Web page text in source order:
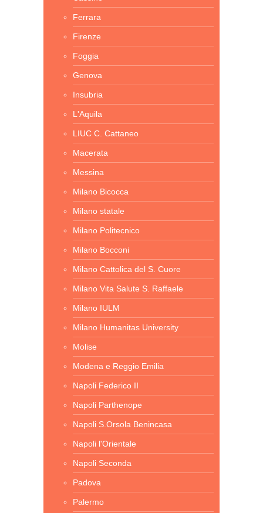
Ferrara
Firenze
Foggia
Genova
Insubria
L'Aquila
LIUC C. Cattaneo
Macerata
Messina
Milano Bicocca
Milano statale
Milano Politecnico
Milano Bocconi
Milano Cattolica del S. Cuore
Milano Vita Salute S. Raffaele
Milano IULM
Milano Humanitas University
Molise
Modena e Reggio Emilia
Napoli Federico II
Napoli Parthenope
Napoli S.Orsola Benincasa
Napoli l'Orientale
Napoli Seconda
Padova
Palermo